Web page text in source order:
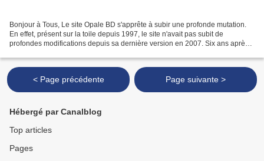
Bonjour à Tous, Le site Opale BD s'apprête à subir une profonde mutation.
En effet, présent sur la toile depuis 1997, le site n'avait pas subit de
profondes modifications depuis sa dernière version en 2007. Six ans après,
< Page précédente Page suivante >
Hébergé par Canalblog
Top articles
Pages